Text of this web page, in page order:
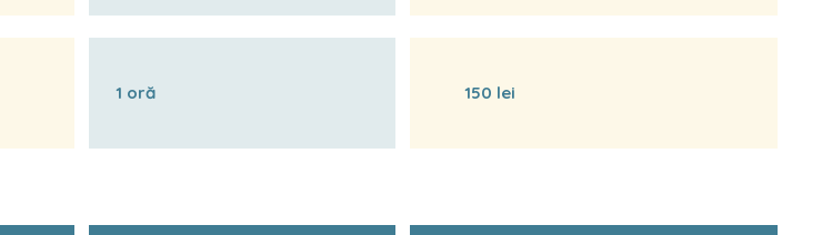
1 oră 150 lei